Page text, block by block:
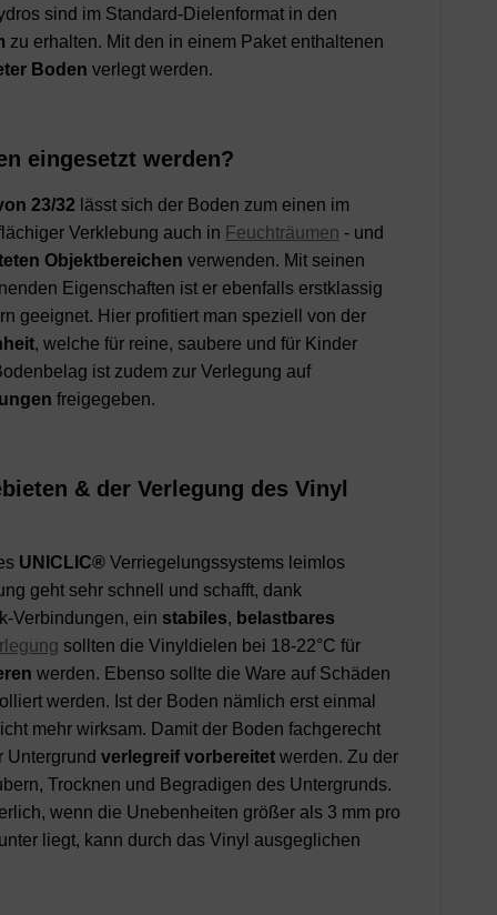
sind im Standard-Dielenformat in den
zu erhalten. Mit den in einem Paket enthaltenen
Boden verlegt werden.
eingesetzt werden?
23/32 lässt sich der Boden zum einen im
Verklebung auch in Feuchträumen - und
Objektbereichen verwenden. Mit seinen
Eigenschaften ist er ebenfalls erstklassig
geeignet. Hier profitiert man speziell von der
, welche für reine, saubere und für Kinder
ist zudem zur Verlegung auf
freigegeben.
& der Verlegung des Vinyl
UNICLIC® Verriegelungssystems leimlos
geht sehr schnell und schafft, dank
Verbindungen, ein stabiles, belastbares
sollten die Vinyldielen bei 18-22°C für
werden. Ebenso sollte die Ware auf Schäden
werden. Ist der Boden nämlich erst einmal
mehr wirksam. Damit der Boden fachgerecht
Untergrund verlegreif vorbereitet werden. Zu der
Trocknen und Begradigen des Untergrunds.
wenn die Unebenheiten größer als 3 mm pro
liegt, kann durch das Vinyl ausgeglichen